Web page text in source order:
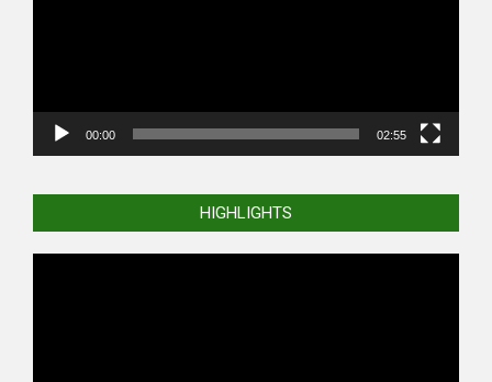
00:00 02:55
HIGHLIGHTS